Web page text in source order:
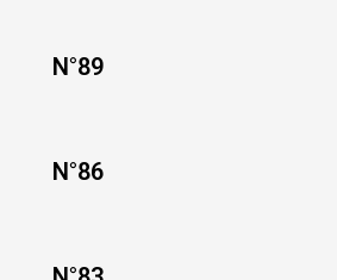
N°89
N°86